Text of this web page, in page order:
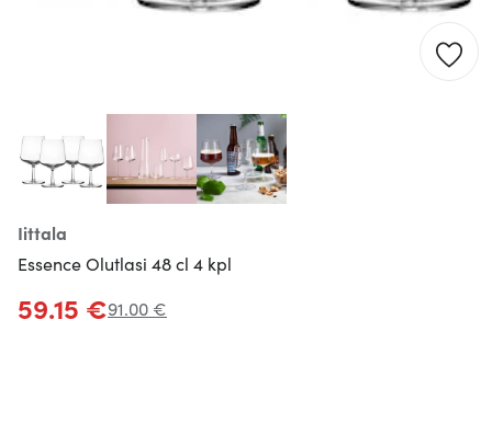
Iittala
Essence Olutlasi 48 cl 4 kpl
59.15 €91.00 €